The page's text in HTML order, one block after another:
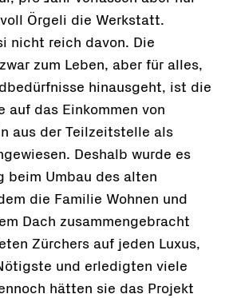
Örgeli die Werkstatt.
nicht reich davon. Die
zum Leben, aber für alles,
hinausgeht, ist die
auf das Einkommen von
aus der Teilzeitstelle als
Deshalb wurde es
beim Umbau des alten
die Familie Wohnen und
Dach zusammengebracht
Zürchers auf jeden Luxus,
und erledigten viele
hätten sie das Projekt